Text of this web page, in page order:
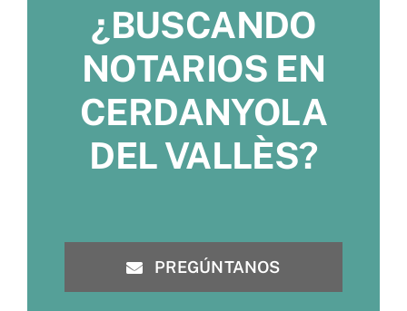
¿BUSCANDO
NOTARIOS EN
CERDANYOLA
DEL VALLÈS?
PREGÚNTANOS